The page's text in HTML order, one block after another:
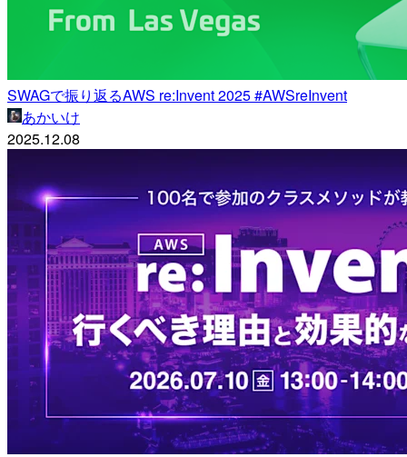
SWAGで振り返るAWS re:Invent 2025 #AWSreInvent
あかいけ
2025.12.08